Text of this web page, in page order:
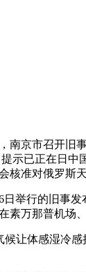
市召开旧
已正在日
准对俄罗斯
行的旧事发
万那普机
体感湿冷